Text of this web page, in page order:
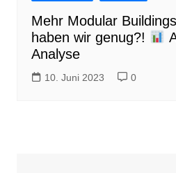
Mehr Modular
haben wir genug?!
Analyse
10. Juni 2023 0